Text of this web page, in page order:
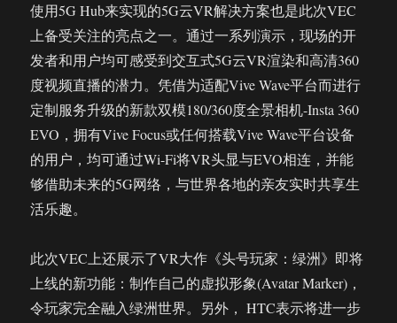
使用5G Hub来实现的5G云VR解决方案也是此次VEC
上备受关注的亮点之一。通过一系列演示，现场的开
发者和用户均可感受到交互式5G云VR渲染和高清360
度视频直播的潜力。凭借为适配Vive Wave平台而进行
定制服务升级的新款双模180/360度全景相机-Insta 360
EVO，拥有Vive Focus或任何搭载Vive Wave平台设备
的用户，均可通过Wi-Fi将VR头显与EVO相连，并能
够借助未来的5G网络，与世界各地的亲友实时共享生
活乐趣。
此次VEC上还展示了VR大作《头号玩家：绿洲》即将
上线的新功能：制作自己的虚拟形象(Avatar Marker)，
令玩家完全融入绿洲世界。另外， HTC表示将进一步